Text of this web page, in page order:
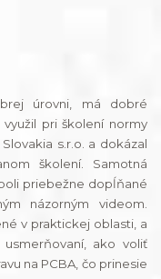
úrovni, má dobré
pri školení normy
Slovakia s.r.o. a dokázal
školení. Samotná
priebežne dopĺňané
názorným videom.
v praktickej oblasti, a
ako voliť
na PCBA, čo prinesie